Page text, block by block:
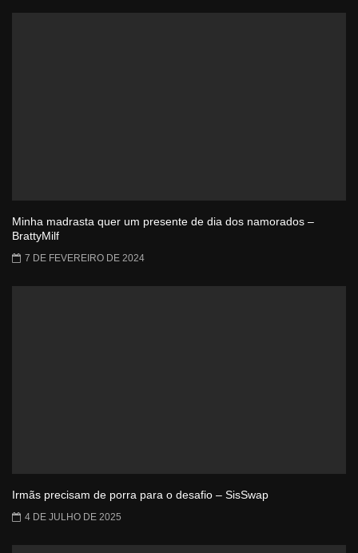
Minha madrasta quer um presente de dia dos namorados –
BrattyMilf
7 DE FEVEREIRO DE 2024
Irmãs precisam de porra para o desafio – SisSwap
4 DE JULHO DE 2025